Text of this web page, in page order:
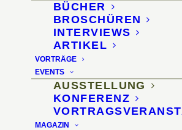
BÜCHER
BROSCHÜREN
INTERVIEWS
ARTIKEL
VORTRÄGE
EVENTS
AUSSTELLUNG
KONFERENZ
MAGAZIN
Sonderfläche zu
nachhaltigen
das Arbeiten der
25.–29. Oktober 2022, Köln